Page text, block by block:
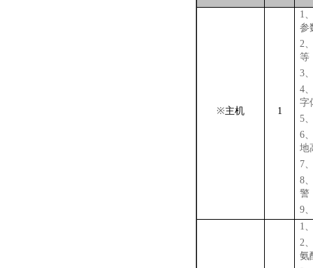
※主机 1
1
参
2
等
3
4
字
5
6
地
7
8
警
9
1
2
氨